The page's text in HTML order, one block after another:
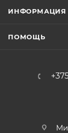
ИНФОРМАЦИЯ
ПОМОЩЬ